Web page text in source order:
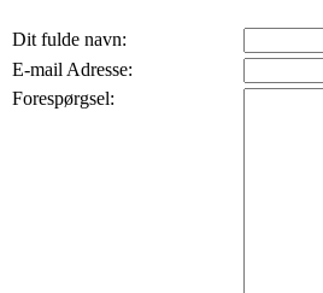
Dit fulde navn:
E-mail Adresse:
Forespørgsel: